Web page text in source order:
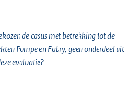
de casus met betrekking tot de
Pompe en Fabry, geen onderdeel uit
evaluatie?